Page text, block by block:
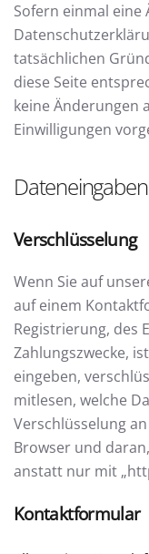
Sofern einmal eine
tatsächlichen
diese Seite
keine Änderungen
Einwilligungen
Dateneingaben
Verschlüsselung
Wenn Sie auf
auf einem
Registrierung, des
Zahlungszwecke,
eingeben,
mitlesen, welche
Verschlüsselung
Browser und
anstatt nur mit
Kontaktformular